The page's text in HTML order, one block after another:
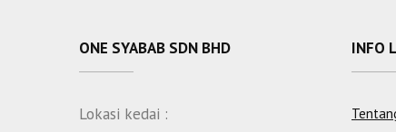
ONE SYABAB SDN BHD
Lokasi kedai :
INFO